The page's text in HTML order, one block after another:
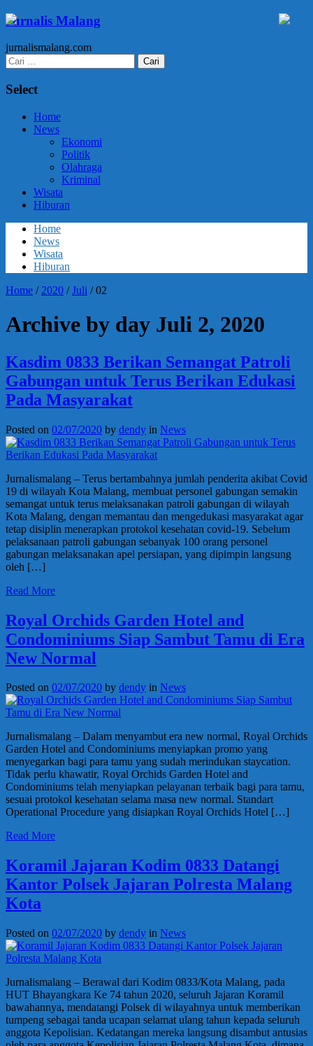
Jurnalis Malang
jurnalismalang.com
Cari
untuk:
Select
Home
News
Ekonomi
Politik
Olahraga
Kriminal
Wisata
Hiburan
Home
News
Wisata
Hiburan
Home / 2020 /Juli /02
Archive by day Juli 2, 2020
Kasdim 0833 Berikan Semangat Patroli
Gabungan untuk Terus Berikan Edukasi
Pada Masyarakat
Posted on 02/07/2020 by dendy in News
Jurnalismalang – Terus bertambahnya jumlah penderita akibat Covid
19 di wilayah Kota Malang, membuat personel gabungan semakin
semangat untuk terus melaksanakan patroli gabungan di wilayah
Kota Malang, dengan memantau dan mengedukasi masyarakat agar
tetap disiplin menerapkan protokol kesehatan covid-19. Sebelum
pelaksanaan patroli gabungan sebanyak 100 orang personel
gabungan melaksanakan apel persiapan, yang dipimpin langsung
oleh […]
Read More
Royal Orchids Garden Hotel and
Condominiums Siap Sambut Tamu di Era
New Normal
Posted on 02/07/2020 by dendy in News
Jurnalismalang – Dalam menyambut era new normal, Royal Orchids
Garden Hotel and Condominiums menyiapkan promo yang
menyegarkan bagi para tamu yang sudah merindukan staycation.
Tidak perlu khawatir, Royal Orchids Garden Hotel and
Condominiums telah menyiapkan pelayanan terbaik bagi para tamu,
sesuai protokol kesehatan selama masa new normal. Standart
Operational Procedure yang disiapkan Royal Orchids Hotel […]
Read More
Koramil Jajaran Kodim 0833 Datangi
Kantor Polsek Jajaran Polresta Malang
Kota
Posted on 02/07/2020 by dendy in News
Jurnalismalang – Berawal dari Kodim 0833/Kota Malang, pada
HUT Bhayangkara Ke 74 tahun 2020, seluruh Jajaran Koramil
bawahannya, mendatangi Polsek di wilayahnya untuk memberikan
tumpeng sebagai tanda ucapan selamat ulang tahun kepada seluruh
anggota Kepolisian. Kedatangan mereka langsung disambut antusias